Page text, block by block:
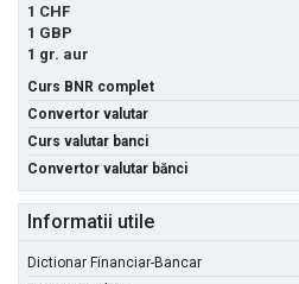
1 CHF
1 GBP
1 gr. aur
Curs BNR complet
Convertor valutar
Curs valutar banci
Convertor valutar bănci
Informatii utile
Dictionar Financiar-Bancar